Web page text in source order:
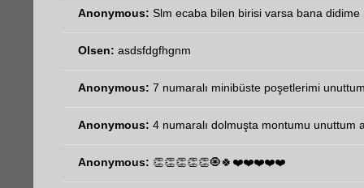
Anonymous: Slm ecaba bilen birisi varsa bana didime
Olsen: asdsfdgfhgnm
Anonymous: 7 numaralı minibüste poşetlerimi
Anonymous: 4 numaralı dolmuşta montumu unuttum
Anonymous: 👏👏👏👏👏🧿🍀❤️❤️❤️❤️❤️